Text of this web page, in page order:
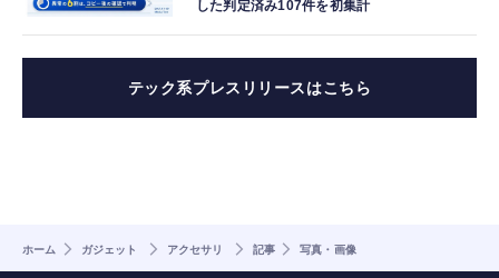
した判定済み107件を初集計
テック系プレスリリースはこちら
ホーム ガジェット アクセサリ 記事 写真・画像